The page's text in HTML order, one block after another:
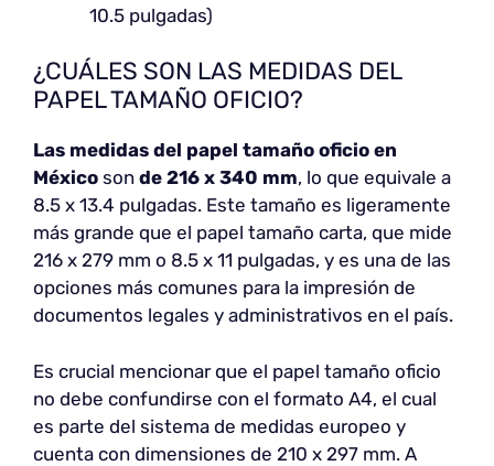
10.5 pulgadas)
¿CUÁLES SON LAS MEDIDAS DEL
PAPEL TAMAÑO OFICIO?
Las medidas del papel tamaño oficio en
México son de 216 x 340 mm, lo que equivale a
8.5 x 13.4 pulgadas. Este tamaño es ligeramente
más grande que el papel tamaño carta, que mide
216 x 279 mm o 8.5 x 11 pulgadas, y es una de las
opciones más comunes para la impresión de
documentos legales y administrativos en el país.
Es crucial mencionar que el papel tamaño oficio
no debe confundirse con el formato A4, el cual
es parte del sistema de medidas europeo y
cuenta con dimensiones de 210 x 297 mm. A